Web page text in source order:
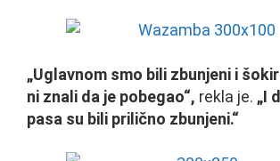
„Uglavnom smo bili zbunjeni i
ni znali da je pobegao“, rekla je. „I
pasa su bili prilično zbunjeni.“